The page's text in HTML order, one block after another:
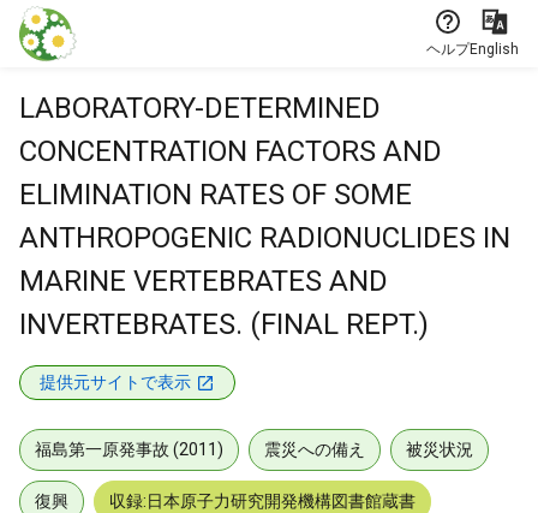
本文に飛ぶ
ヘルプEnglish
LABORATORY-DETERMINED
CONCENTRATION FACTORS AND
ELIMINATION RATES OF SOME
ANTHROPOGENIC RADIONUCLIDES IN
MARINE VERTEBRATES AND
INVERTEBRATES. (FINAL REPT.)
提供元サイトで表示
福島第一原発事故 (2011) 震災への備え 被災状況
復興 収録:日本原子力研究開発機構図書館蔵書